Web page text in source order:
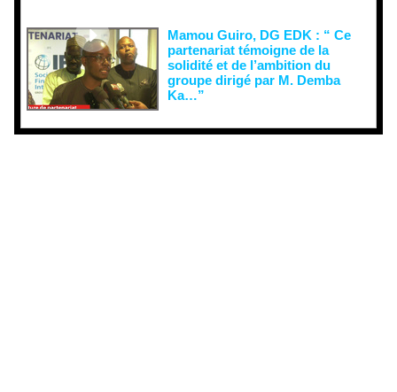
Mamou Guiro, DG EDK : “ Ce
partenariat témoigne de la
solidité et de l’ambition du
groupe dirigé par M. Demba
Ka…”